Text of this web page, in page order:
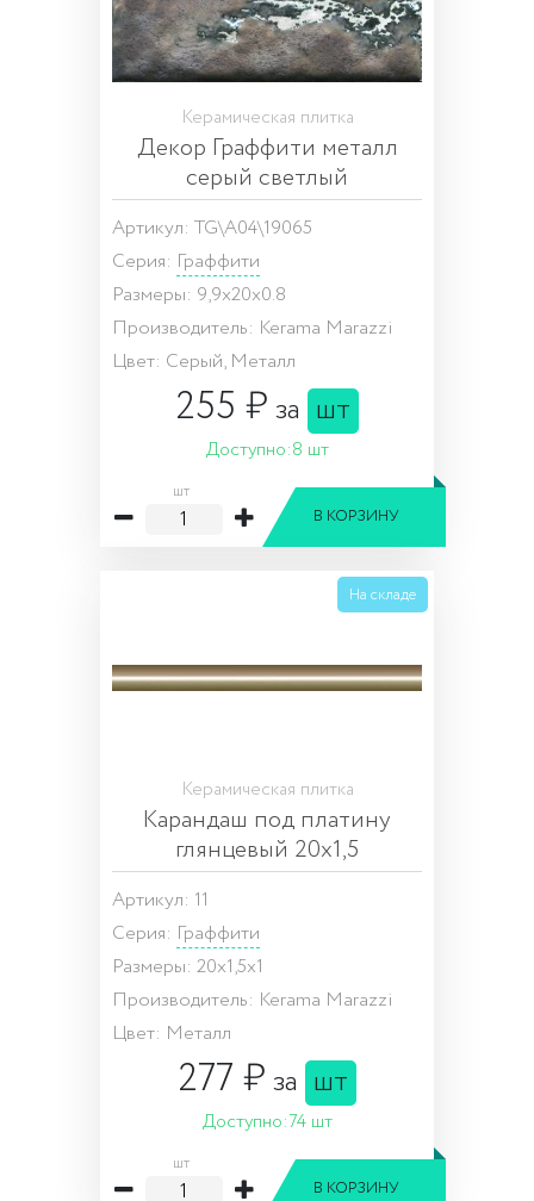
Керамическая плитка
Декор Граффити металл
серый светлый
Артикул: TG\A04\19065
Серия: Граффити
Размеры: 9,9x20x0.8
Производитель: Kerama Marazzi
Цвет: Серый, Металл
255 ₽за шт
Доступно:8 шт
шт
В КОРЗИНУ
На складе
Керамическая плитка
Карандаш под платину
глянцевый 20х1,5
Артикул: 11
Серия: Граффити
Размеры: 20x1,5x1
Производитель: Kerama Marazzi
Цвет: Металл
277 ₽за шт
Доступно:74 шт
шт
В КОРЗИНУ